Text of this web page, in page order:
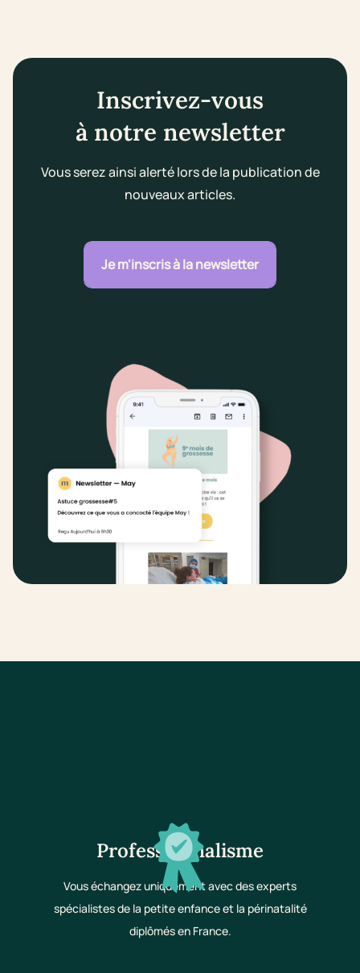
Inscrivez-vous
à notre newsletter
Vous serez ainsi alerté lors de la publication de
nouveaux articles.
Je m'inscris à la newsletter
Professionnalisme
Vous échangez uniquement avec des experts
spécialistes de la petite enfance et la périnatalité
diplômés en France.